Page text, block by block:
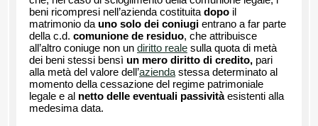
beni ricompresi nell’azienda costituitadopo il
matrimonio da uno solo dei coniugi entrano a far parte
della c.d. comunione de residuo, che attribuisce
all’altro coniuge non un diritto reale sulla quota di metà
dei beni stessi bensì un mero diritto di credito, pari
alla metà del valore dell’aziendastessa determinato al
momento della cessazione del regime patrimoniale
legale e al netto delle eventuali passivitàesistenti alla
medesima data.